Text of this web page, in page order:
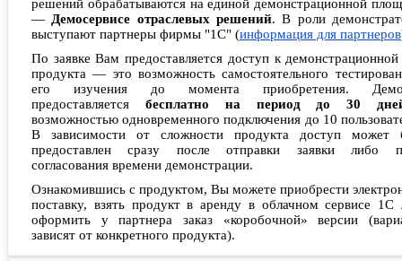
решений обрабатываются на единой демонстрационной
— Демосервисе отраслевых решений. В роли
выступают партнеры фирмы "1С" (информация для партнеров
По заявке Вам предоставляется доступ к демонстрационной
продукта — это возможность самостоятельного
его изучения до момента приобретения.
предоставляется бесплатно на период до 30
возможностью одновременного подключения до 10
В зависимости от сложности продукта доступ может
предоставлен сразу после отправки заявки либо
согласования времени демонстрации.
Ознакомившись с продуктом, Вы можете приобрести
поставку, взять продукт в аренду в облачном сервисе 1С
оформить у партнера заказ «коробочной» версии
зависят от конкретного продукта).